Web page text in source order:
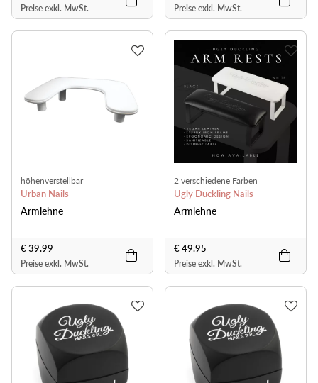
Preise exkl. MwSt. Preise exkl. MwSt.
höhenverstellbar
Urban Nails
Armlehne
€ 39.99
Preise exkl. MwSt.
2 verschiedene Farben
Ugly Duckling Nails
Armlehne
€ 49.95
Preise exkl. MwSt.